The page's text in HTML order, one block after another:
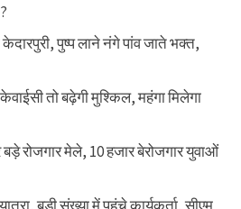
पुष्प लाने नंगे पांव जाते भक्त,
तो बढ़ेगी मुश्किल, महंगा मिलेगा
रोजगार मेले, 10 हजार बेरोजगार युवाओं